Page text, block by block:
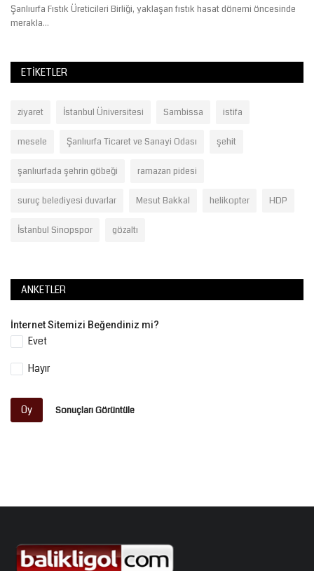
Şanlıurfa Fıstık Üreticileri Birliği, yaklaşan fıstık hasat dönemi öncesinde
merakla...
ETIKETLER
ziyaret İstanbul Üniversitesi Sambissa istifa
mesele Şanlıurfa Ticaret ve Sanayi Odası şehit
şanlıurfada şehrin göbeği ramazan pidesi
suruç belediyesi duvarlar Mesut Bakkal helikopter HDP
İstanbul Sinopspor gözaltı
ANKETLER
İnternet Sitemizi Beğendiniz mi?
Evet
Hayır
Oy Sonuçları Görüntüle